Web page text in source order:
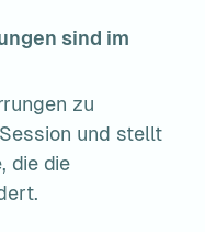
sind im
zu
und stellt
die die